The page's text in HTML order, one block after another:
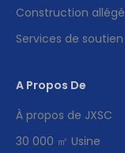
Construction
Services de soutien
A Propos De
À propos de JXSC
30 000 ㎡ Usine